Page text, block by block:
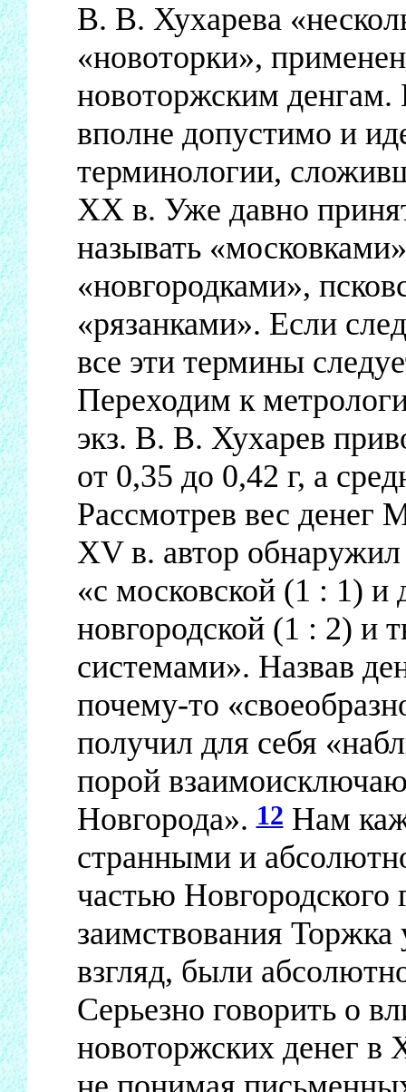
В. В. Хухарева
«новоторки»,
новоторжским денгам.
вполне допустимо и
терминологии,
XX в. Уже давно
называть
«новгородками»,
«рязанками». Если
все эти термины
Переходим к
экз. В. В. Хухарев
от 0,35 до 0,42 г, а
Рассмотрев вес денег
XV в. автор обнаружил
«с московской (1 : 1) и
новгородской (1 : 2) и
системами». Назвав
почему-то
получил для себя
порой
Новгорода».12Нам
странными и
частью Новгородского
заимствования Торжка
взгляд, были
Серьезно говорить о
новоторжских денег